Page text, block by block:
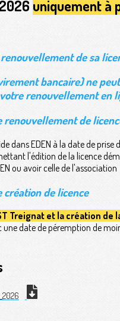
uniquement
de sa
bancaire) ne
renouvellement en
de
dans EDEN à la date de
l'édition de la licence
ou avoir celle de l'association
de licence
Treignat et la création
date de péremption de